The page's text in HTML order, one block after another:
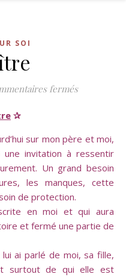
SOI
ferméssur
✰
sur mon père et moi,
invitation à ressentir
Un grand besoin
les manques, cette
de protection.
en moi et qui aura
et fermé une partie de
ai parlé de moi, sa fille,
surtout de qui elle est